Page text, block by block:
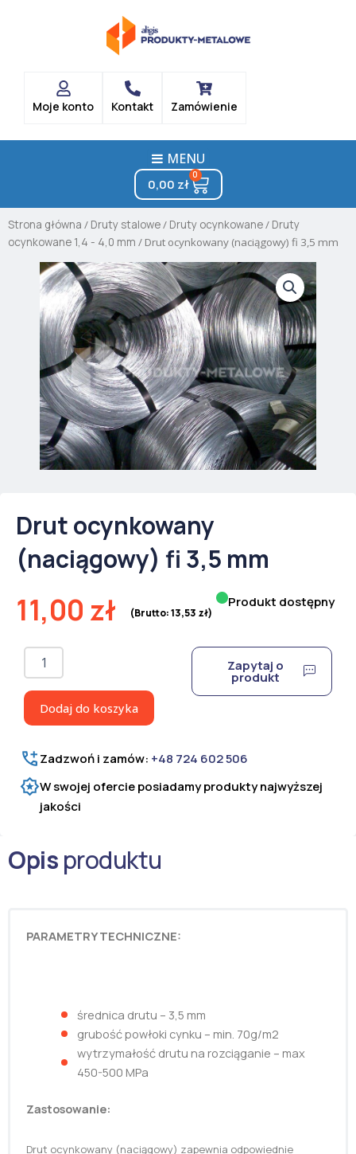
Moje konto Kontakt Zamówienie
MENU
0,00 zł
0
Cart
Strona główna / Druty stalowe/ Druty ocynkowane/ Druty
ocynkowane 1,4 - 4,0 mm / Drut ocynkowany (naciągowy) fi 3,5 mm
Drut ocynkowany
(naciągowy) fi 3,5 mm
11,00 zł (Brutto:13,53 zł)
Produkt dostępny
ilość
Drut
(naciągowy)
fi
mm
Dodaj do koszyka
Zapytaj o
produkt
Zadzwoń i zamów: +48 724 602 506
W swojej ofercie posiadamy produkty najwyższej
jakości
Opisproduktu
PARAMETRY TECHNICZNE:
średnica drutu – 3,5 mm
grubość powłoki cynku – min. 70g/m2
wytrzymałość drutu na rozciąganie – max
450-500 MPa
Zastosowanie:
Drut ocynkowany (naciągowy) zapewnia odpowiednie